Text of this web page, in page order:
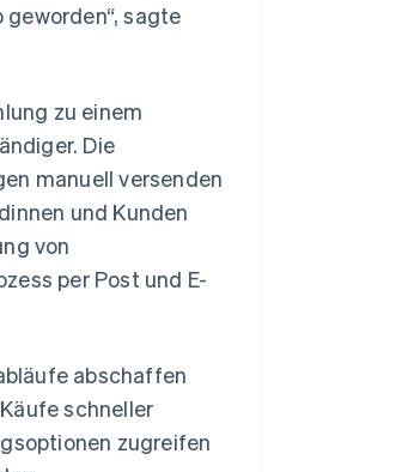
sagte
zu einem
Die
manuell versenden
und Kunden
von
per Post und E-
abschaffen
schneller
zugreifen